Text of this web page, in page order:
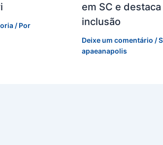
/ Por
em SC e
inclusão
Deixe um comentário /
apaeanapolis